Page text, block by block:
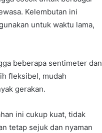
Kelembutan ini
untuk waktu lama,
beberapa sentimeter dan
fleksibel, mudah
gerakan.
ini cukup kuat, tidak
tetap sejuk dan nyaman